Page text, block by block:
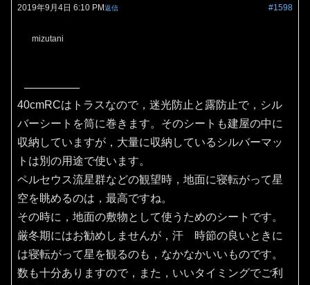
2019年9月4日 6:10 PM #1598
返信
mizutani
40cmRCはトラスなので，迷光防止と露防止で，シル
バーシートを筒に巻きます。そのシートも建屋の中に
収納していますが，大量に収納しているシルバーマッ
トは別の用途で使います。
ペルセウス流星群などの観望時，地面に寝転がって星
空を眺めるのは，最高ですね。
その時に，地面の敷物として使うためのシートです。
厳冬期にはお勧めしませんが，汗 時節の良いときに
は寝転がって星を観るのも，なかなかいいものです。
数も十分ありますので，また，いいタイミングでご利